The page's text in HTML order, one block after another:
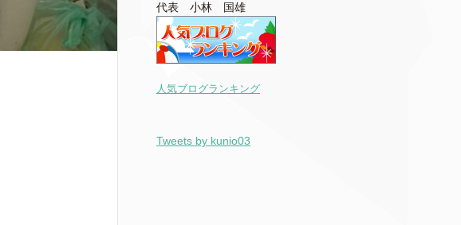
代表 小林 国雄
人気ブログランキング
Tweets by kunio03